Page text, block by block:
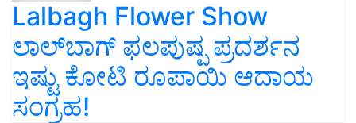
Lalbagh Flower Show
ಲಾಲ್‌ಬಾಗ್ ಫಲಪುಷ್ಪ ಪ್ರದರ್ಶನ
ಇಷ್ಟು ಕೋಟಿ ರೂಪಾಯಿ ಆದಾಯ
ಸಂಗ್ರಹ!